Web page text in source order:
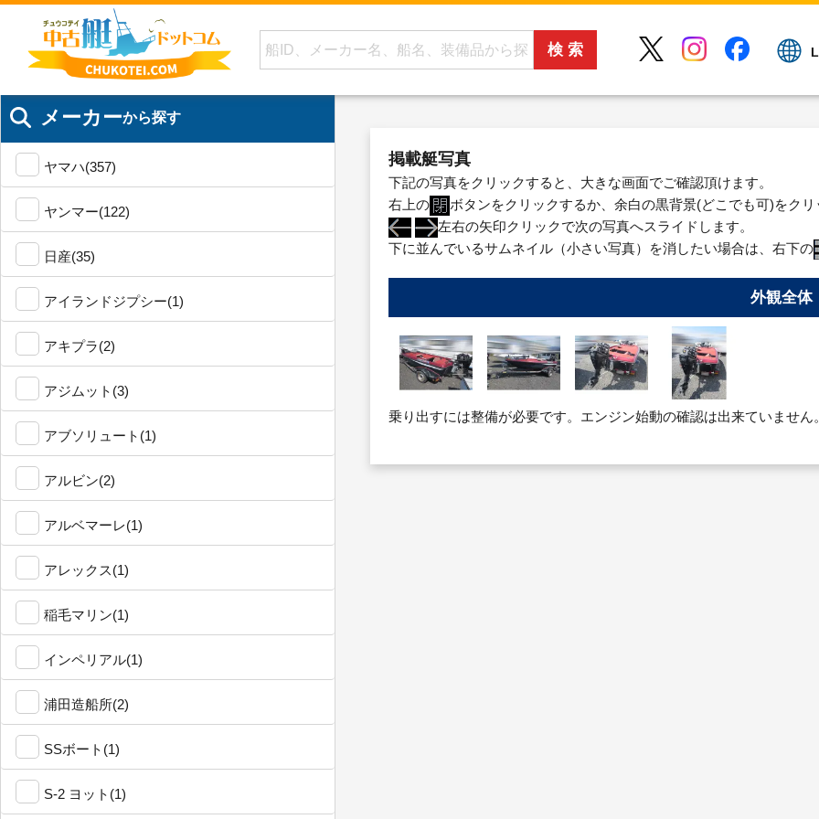
メーカーから探す
ヤマハ(357)
ヤンマー(122)
日産(35)
アイランドジプシー(1)
アキプラ(2)
アジムット(3)
アブソリュート(1)
アルビン(2)
アルベマーレ(1)
アレックス(1)
稲毛マリン(1)
インペリアル(1)
浦田造船所(2)
SSボート(1)
S-2 ヨット(1)
掲載艇写真
下記の写真をクリックすると、大きな画面でご確認頂けます。
右上の
ボタンをクリックするか、余白の黒背景(どこでも可)をク
左右の矢印クリックで次の写真へスライドします。
下に並んでいるサムネイル（小さい写真）を消したい場合は、右下の
外観全体
乗り出すには整備が必要です。エンジン始動の確認は出来ていません